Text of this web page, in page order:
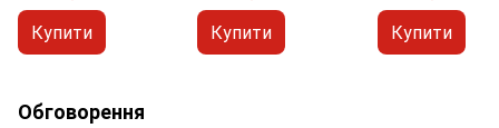
Label Біле A0
Купити
Elements Superlite
Чорне A0
Купити
Classic Чорне F1
Купити
Обговорення